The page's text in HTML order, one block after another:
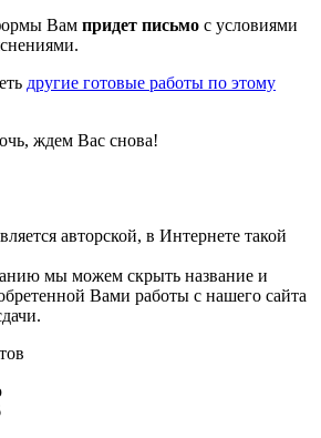
Вам придет письмо с условиями
другие готовые работы по этому
ждем Вас снова!
авторской, в Интернете такой
мы можем скрыть название и
Вами работы с нашего сайта